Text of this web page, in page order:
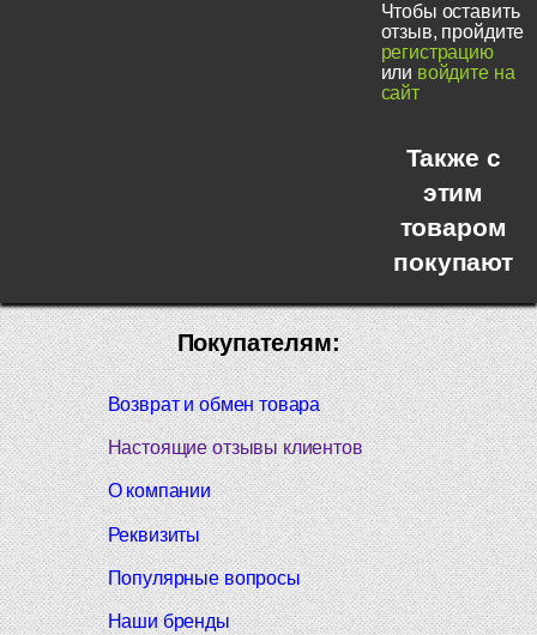
Чтобы оставить
отзыв, пройдите
регистрацию
или войдите на
сайт
Также с
этим
товаром
покупают
Покупателям:
Возврат и обмен товара
Настоящие отзывы клиентов
О компании
Реквизиты
Популярные вопросы
Наши бренды